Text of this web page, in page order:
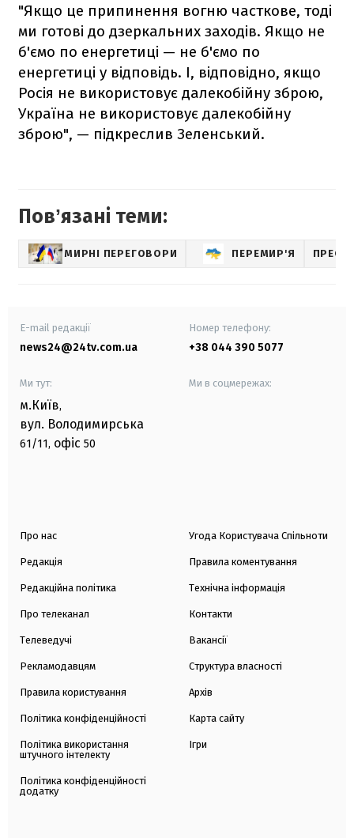
"Якщо це припинення вогню часткове, тоді
ми готові до дзеркальних заходів. Якщо не
б'ємо по енергетиці — не б'ємо по
енергетиці у відповідь. І, відповідно, якщо
Росія не використовує далекобійну зброю,
Україна не використовує далекобійну
зброю", — підкреслив Зеленський.
Повʼязані теми:
МИРНІ ПЕРЕГОВОРИ ПЕРЕМИР'Я
E-mail редакції
news24@24tv.com.ua
Номер телефону:
+38 044 390 5077
Ми тут:
м.Київ,
вул. Володимирська
61/11, офіс 50
Ми в соцмережах:
Про нас
Редакція
Редакційна політика
Про телеканал
Телеведучі
Рекламодавцям
Правила користування
Політика конфіденційності
Політика використання
штучного інтелекту
Політика конфіденційності
додатку
Угода Користувача Спільноти
Правила коментування
Технічна інформація
Контакти
Вакансії
Структура власності
Архів
Карта сайту
Ігри